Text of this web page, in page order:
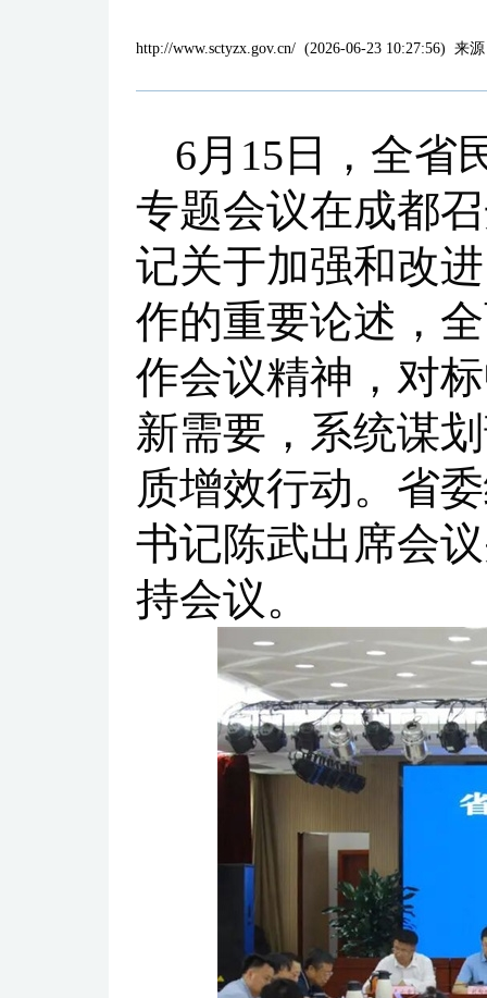
http://www.sctyzx.gov.cn/ (2026-06-23 10:27:56) 来
6月15日，全省
专题会议在成都
记关于加强和改
作的重要论述，
作会议精神，对
新需要，系统谋
质增效行动。省
书记陈武出席会
持会议。